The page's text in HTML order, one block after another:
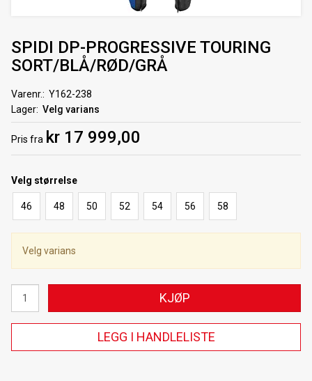
SPIDI DP-PROGRESSIVE TOURING
SORT/BLÅ/RØD/GRÅ
Varenr.
Y162-238
Lager Velg varians
Pris fra kr 17 999,00
Velg størrelse
46 48 50 52 54 56 58
Velg varians
KJØP
LEGG I HANDLELISTE